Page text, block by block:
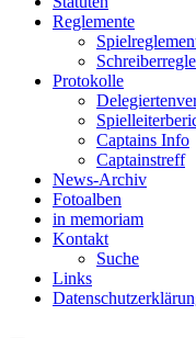
Reglemente
Protokolle
Captains Info
Captainstreff
News-Archiv
Fotoalben
in memoriam
Kontakt
Suche
Links